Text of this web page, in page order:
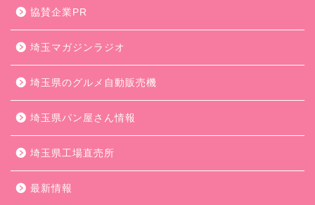
協賛企業PR
埼玉マガジンラジオ
埼玉県のグルメ自動販売機
埼玉県パン屋さん情報
埼玉県工場直売所
最新情報